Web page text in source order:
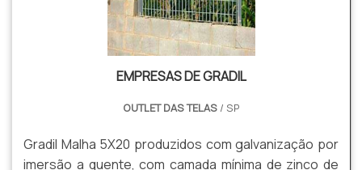
EMPRESAS DE GRADIL
OUTLET DAS TELAS/ SP
Gradil Malha 5X20 produzidos com galvanização por
imersão a quente, com camada mínima de zinco de